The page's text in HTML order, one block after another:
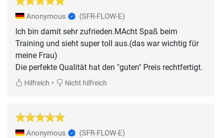
Anonymous (SFR-FLOW-E)
Ich bin damit sehr zufrieden.MAcht Spaß beim
Training und sieht super toll aus.(das war wichtig für
meine Frau)
Die perfekte Qualität hat den "guten" Preis rechtfertigt.
Hilfreich • Nicht hilfreich
Anonymous (SFR-FLOW-E)